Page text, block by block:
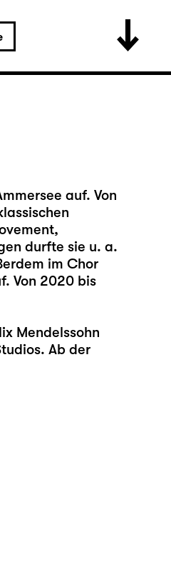
auf. Von
durfte sie u. a.
im Chor
Von 2020 bis
Mendelssohn
Ab der